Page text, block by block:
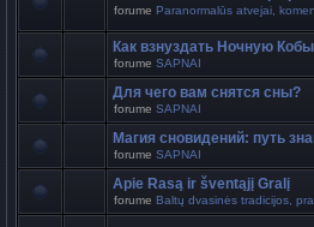
forume Paranormalūs atvejai,
Как взнуздать Ночную
forume SAPNAI
Для чего вам снятся сны?
forume SAPNAI
Магия сновидений: путь
forume SAPNAI
Apie Rasą ir šventąjį Gralį
forume Baltų dvasinės tradicijos,